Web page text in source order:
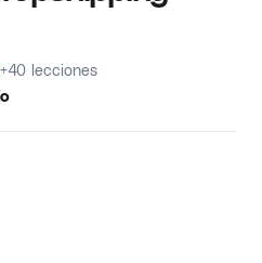
+40 lecciones